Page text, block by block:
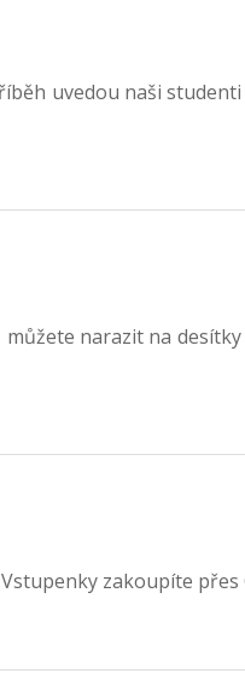
uvedou naši
narazit na
zakoupíte přes